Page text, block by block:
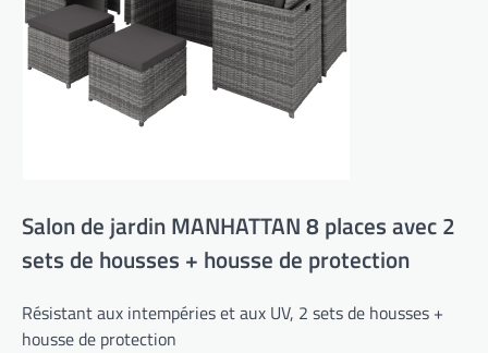
Salon de jardin MANHATTAN 8 places avec 2
sets de housses + housse de protection
Résistant aux intempéries et aux UV, 2 sets de housses +
housse de protection